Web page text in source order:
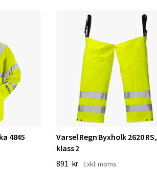
4845
Varsel Regn Byxholk 2620 RS,
klass 2
891 kr